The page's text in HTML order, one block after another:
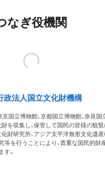
なぎ役機関
政法人国立文化財機構
京国立博物館、京都国立博物館、奈良国
を収集し、保管して国民の皆様の観覧
財研究所、アジア太平洋無形文化遺
を行うことにより、貴重な国民的財
す。